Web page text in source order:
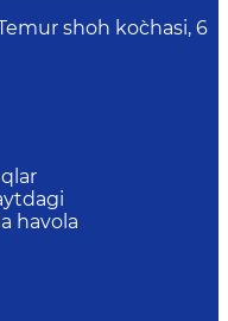
shoh ko`chasi, 6
havola